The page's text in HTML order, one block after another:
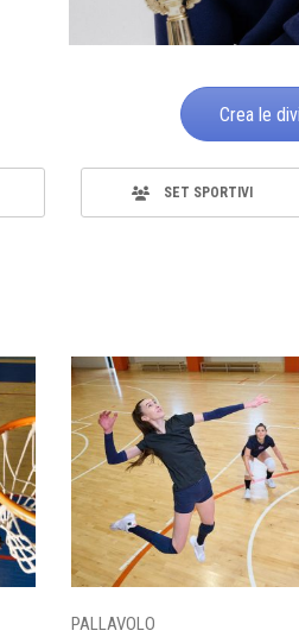
Crea le
SET SPORTIVI
PALLAVOLO